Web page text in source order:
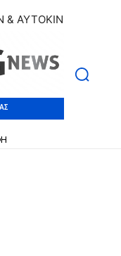
|